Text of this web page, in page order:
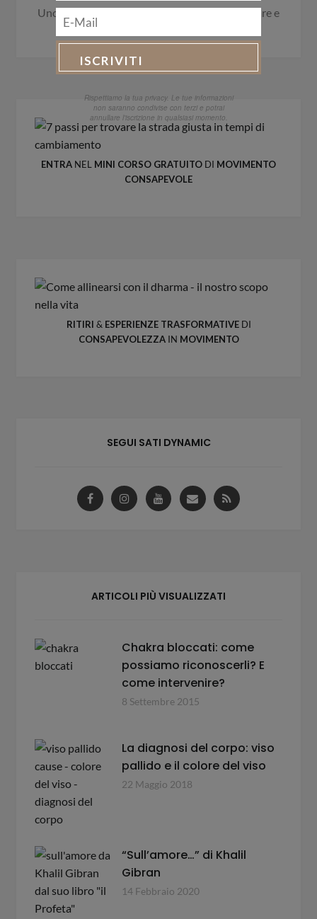
Uno spazio per conoscere, approfondire, ispirare e
ENTRA NEL MINI CORSO GRATUITO DI MOVIMENTO
CONSAPEVOLE
RITIRI & ESPERIENZE TRASFORMATIVEDI
CONSAPEVOLEZZAIN MOVIMENTO
SEGUI SATI DYNAMIC
ARTICOLI PIÙ VISUALIZZATI
Chakra bloccati: come
possiamo riconoscerli? E
come intervenire?
8 Settembre 2015
La diagnosi del corpo: viso
pallido e il colore del viso
22 Maggio 2018
“Sull’amore…” di Khalil
Gibran
14 Febbraio 2020
Rispettiamo la tua privacy. Le tue informazioni
non saranno condivise con terzi e potrai
annullare l'iscrizione in qualsiasi momento.